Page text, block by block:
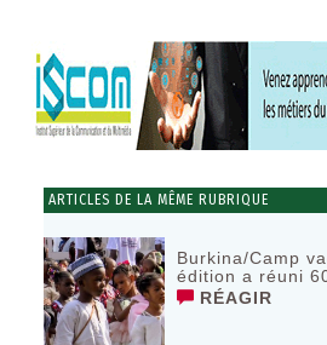
ARTICLES DE LA MÊME RUBRIQUE
Burkina/Camp
édition a réuni
RÉAGIR